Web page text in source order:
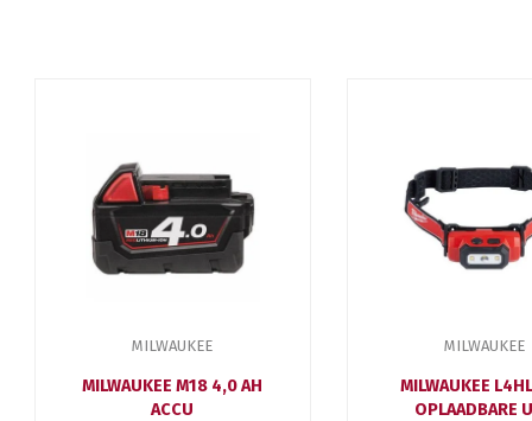
MILWAUKEE
MILWAUKEE M18 4,0 AH
ACCU
MILWAUKEE
MILWAUKEE
OPLAADBARE